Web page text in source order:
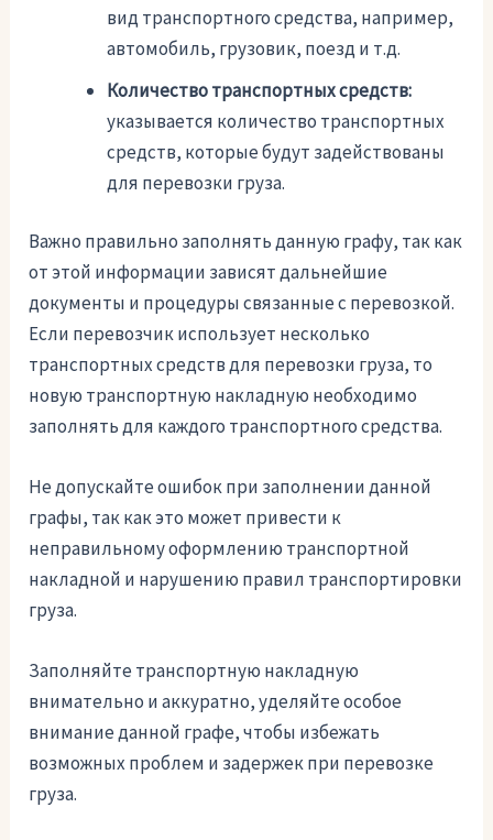
вид транспортного средства, например,
автомобиль, грузовик, поезд и т.д.
Количество транспортных средств:
указывается количество транспортных
средств, которые будут задействованы
для перевозки груза.
Важно правильно заполнять данную графу, так как
от этой информации зависят дальнейшие
документы и процедуры связанные с перевозкой.
Если перевозчик использует несколько
транспортных средств для перевозки груза, то
новую транспортную накладную необходимо
заполнять для каждого транспортного средства.
Не допускайте ошибок при заполнении данной
графы, так как это может привести к
неправильному оформлению транспортной
накладной и нарушению правил транспортировки
груза.
Заполняйте транспортную накладную
внимательно и аккуратно, уделяйте особое
внимание данной графе, чтобы избежать
возможных проблем и задержек при перевозке
груза.